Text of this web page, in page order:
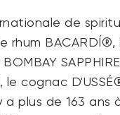
de
BACARDÍ®,
le cognac
plus de 163 ans